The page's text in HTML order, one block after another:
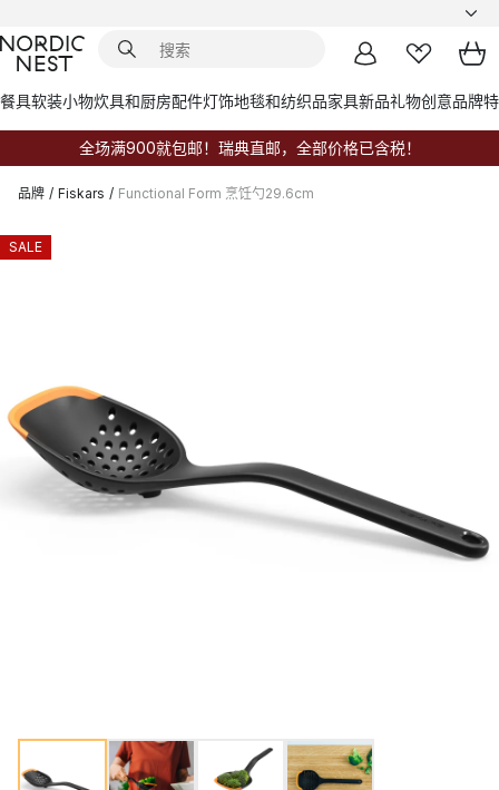
餐具软装小物炊具和厨房配件灯饰地毯和纺织品家具新品礼物创意品牌
全场满900就包邮！瑞典直邮，全部价格已含税！
品牌 / Fiskars / Functional Form 烹饪勺29.6cm
SALE